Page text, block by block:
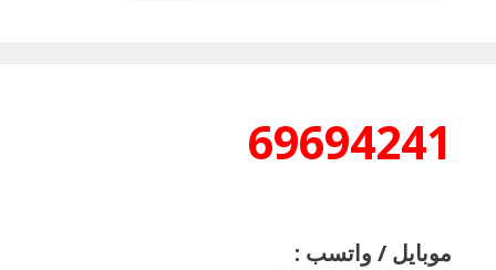
69694241
موبايل / واتسب :